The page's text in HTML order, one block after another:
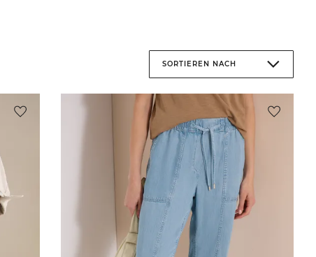
SORTIEREN NACH